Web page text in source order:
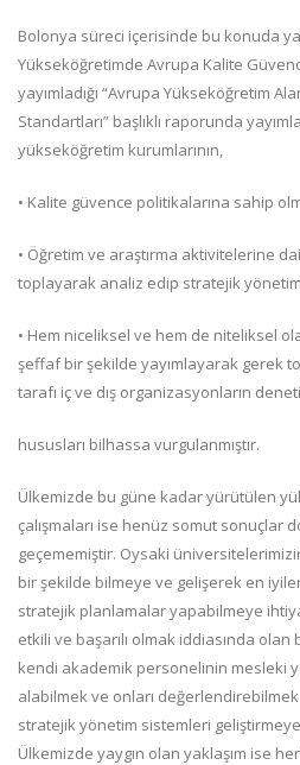
Bolonya süreci içerisinde bu konuda
Yükseköğretimde Avrupa Kalite
yayımladığı “Avrupa Yükseköğretim
Standartları” başlıklı raporunda
yükseköğretim kurumlarının,
• Kalite güvence politikalarına sahip
• Öğretim ve araştırma aktivitelerine
toplayarak analiz edip stratejik yönetim
• Hem niceliksel ve hem de niteliksel
şeffaf bir şekilde yayımlayarak gerek
tarafı iç ve dış organizasyonların
hususları bilhassa vurgulanmıştır.
Ülkemizde bu güne kadar yürütülen
çalışmaları ise henüz somut sonuçlar
geçememiştir. Oysaki
bir şekilde bilmeye ve gelişerek en
stratejik planlamalar yapabilmeye
etkili ve başarılı olmak iddiasında
kendi akademik personelinin mesleki
alabilmek ve onları
stratejik yönetim sistemleri
Ülkemizde yaygın olan yaklaşım ise